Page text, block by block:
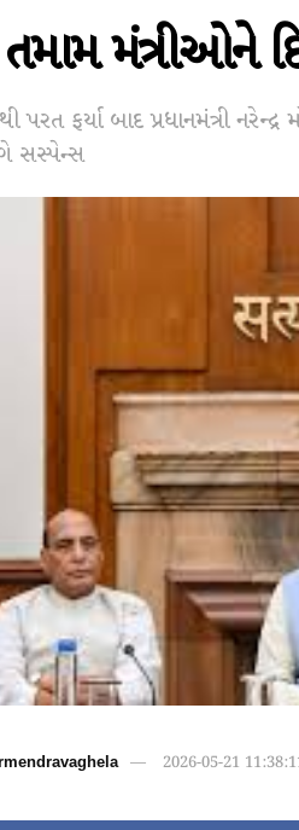
તમામ
પરત ફર્યા બાદ પ્રધાનમંત્રી
સસ્પેન્સ
2026-05-21